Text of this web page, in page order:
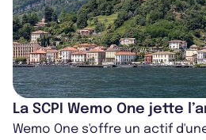
La SCPI Wemo One jette
Wemo One s'offre un actif